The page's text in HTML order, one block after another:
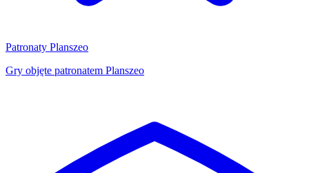
Patronaty Planszeo
Gry objęte patronatem Planszeo